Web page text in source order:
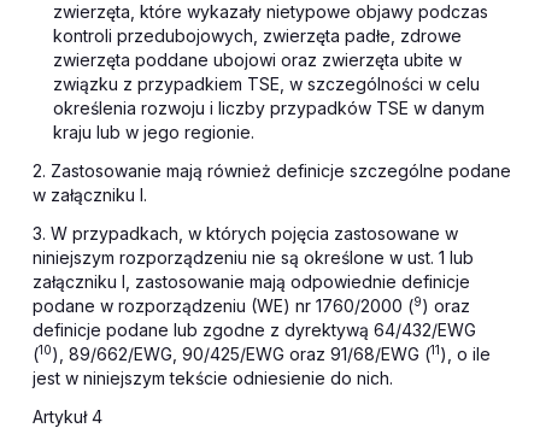
zwierzęta, które wykazały nietypowe objawy podczas
kontroli przedubojowych, zwierzęta padłe, zdrowe
zwierzęta poddane ubojowi oraz zwierzęta ubite w
związku z przypadkiem TSE, w szczególności w celu
określenia rozwoju i liczby przypadków TSE w danym
kraju lub w jego regionie.
2. Zastosowanie mają również definicje szczególne podane
w załączniku I.
3. W przypadkach, w których pojęcia zastosowane w
niniejszym rozporządzeniu nie są określone w ust. 1 lub
załączniku I, zastosowanie mają odpowiednie definicje
podane w rozporządzeniu (WE) nr 1760/2000 (9) oraz
definicje podane lub zgodne z dyrektywą 64/432/EWG
(10), 89/662/EWG, 90/425/EWG oraz 91/68/EWG (11), o ile
jest w niniejszym tekście odniesienie do nich.
Artykuł 4